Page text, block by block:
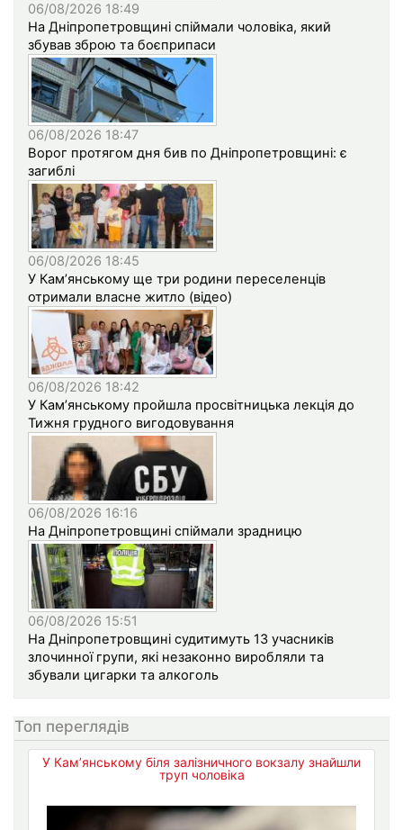
06/08/2026 18:49
На Дніпропетровщині спіймали чоловіка, який
збував зброю та боєприпаси
06/08/2026 18:47
Ворог протягом дня бив по Дніпропетровщині: є
загиблі
06/08/2026 18:45
У Кам’янському ще три родини переселенців
отримали власне житло (відео)
06/08/2026 18:42
У Кам’янському пройшла просвітницька лекція до
Тижня грудного вигодовування
06/08/2026 16:16
На Дніпропетровщині спіймали зрадницю
06/08/2026 15:51
На Дніпропетровщині судитимуть 13 учасників
злочинної групи, які незаконно виробляли та
збували цигарки та алкоголь
Топ переглядів
У Кам’янському біля залізничного вокзалу знайшли
труп чоловіка